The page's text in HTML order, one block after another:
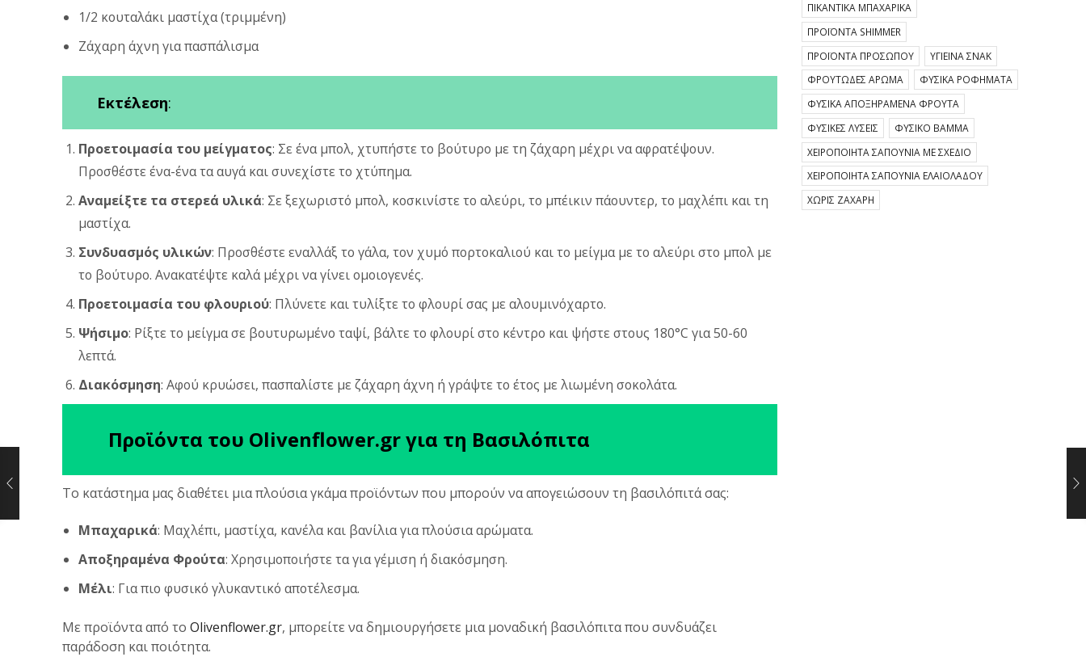
1/2 κουταλάκι μαστίχα (τριμμένη)
Ζάχαρη άχνη για πασπάλισμα
Εκτέλεση:
Προετοιμασία του μείγματος: Σε ένα μπολ, χτυπήστε το βούτυρο με τη ζάχαρη μέχρι να αφρατέψουν.
Προσθέστε ένα-ένα τα αυγά και συνεχίστε το χτύπημα.
Αναμείξτε τα στερεά υλικά: Σε ξεχωριστό μπολ, κοσκινίστε το αλεύρι, το μπέικιν πάουντερ, το μαχλέπι και τη
μαστίχα.
Συνδυασμός υλικών: Προσθέστε εναλλάξ το γάλα, τον χυμό πορτοκαλιού και το μείγμα με το αλεύρι στο μπολ με
το βούτυρο. Ανακατέψτε καλά μέχρι να γίνει ομοιογενές.
Προετοιμασία του φλουριού: Πλύνετε και τυλίξτε το φλουρί σας με αλουμινόχαρτο.
Ψήσιμο: Ρίξτε το μείγμα σε βουτυρωμένο ταψί, βάλτε το φλουρί στο κέντρο και ψήστε στους 180°C για 50-60
λεπτά.
Διακόσμηση: Αφού κρυώσει, πασπαλίστε με ζάχαρη άχνη ή γράψτε το έτος με λιωμένη σοκολάτα.
Προϊόντα του Olivenflower.gr για τη Βασιλόπιτα
Το κατάστημα μας διαθέτει μια πλούσια γκάμα προϊόντων που μπορούν να απογειώσουν τη βασιλόπιτά σας:
Μπαχαρικά: Μαχλέπι, μαστίχα, κανέλα και βανίλια για πλούσια αρώματα.
Αποξηραμένα Φρούτα: Χρησιμοποιήστε τα για γέμιση ή διακόσμηση.
Μέλι: Για πιο φυσικό γλυκαντικό αποτέλεσμα.
Με προϊόντα από το Olivenflower.gr, μπορείτε να δημιουργήσετε μια μοναδική βασιλόπιτα που συνδυάζει
παράδοση και ποιότητα.
ΠΙΚΆΝΤΙΚΑ ΜΠΑΧΑΡΙΚΆ
ΠΡΟΪΌΝΤΑ SHIMMER
ΠΡΟΪΌΝΤΑ ΠΡΟΣΏΠΟΥ
ΥΓΙΕΙΝΆ ΣΝΑΚ
ΦΡΟΥΤΏΔΕΣ ΆΡΩΜΑ
ΦΥΣΙΚΆ ΡΟΦΉΜΑΤΑ
ΦΥΣΙΚΆ ΑΠΟΞΗΡΑΜΈΝΑ ΦΡΟΎΤΑ
ΦΥΣΙΚΈΣ ΛΎΣΕΙΣ
ΦΥΣΙΚΌ ΒΆΜΜΑ
ΧΕΙΡΟΠΟΊΗΤΑ ΣΑΠΟΎΝΙΑ ΜΕ ΣΧΈΔΙΟ
ΧΕΙΡΟΠΟΊΗΤΑ ΣΑΠΟΎΝΙΑ ΕΛΑΙΟΛΆΔΟΥ
ΧΩΡΊΣ ΖΆΧΑΡΗ